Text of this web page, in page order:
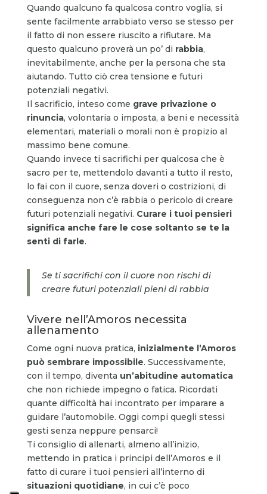
Quando qualcuno fa qualcosa contro voglia, si
sente facilmente arrabbiato verso se stesso per
il fatto di non essere riuscito a rifiutare. Ma
questo qualcuno proverà un po’ di rabbia,
inevitabilmente, anche per la persona che sta
aiutando. Tutto ciò crea tensione e futuri
potenziali negativi.
Il sacrificio, inteso come grave privazione o
rinuncia, volontaria o imposta, a beni e necessità
elementari, materiali o morali non è propizio al
massimo bene comune.
Quando invece ti sacrifichi per qualcosa che è
sacro per te, mettendolo davanti a tutto il resto,
lo fai con il cuore, senza doveri o costrizioni, di
conseguenza non c’è rabbia o pericolo di creare
futuri potenziali negativi. Curare i tuoi pensieri
significa anche fare le cose soltanto se te la
senti di farle.
Se ti sacrifichi con il cuore non rischi di
creare futuri potenziali pieni di rabbia
Vivere nell’Amoros necessita
allenamento
Come ogni nuova pratica, inizialmente l’Amoros
può sembrare impossibile. Successivamente,
con il tempo, diventa un’abitudine automatica
che non richiede impegno o fatica. Ricordati
quante difficoltà hai incontrato per imparare a
guidare l’automobile. Oggi compi quegli stessi
gesti senza neppure pensarci!
Ti consiglio di allenarti, almeno all’inizio,
mettendo in pratica i principi dell’Amoros e il
fatto di curare i tuoi pensieri all’interno di
situazioni quotidiane, in cui c’è poco